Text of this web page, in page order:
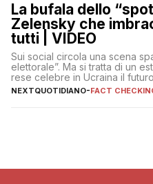
La bufala dello
Zelensky che
tutti | VIDEO
Sui social circola una scena
elettorale”. Ma si tratta di un
rese celebre in Ucraina il
NEXTQUOTIDIANO-FACT